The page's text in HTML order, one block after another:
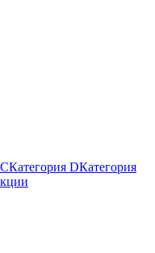
Категория DКатегория